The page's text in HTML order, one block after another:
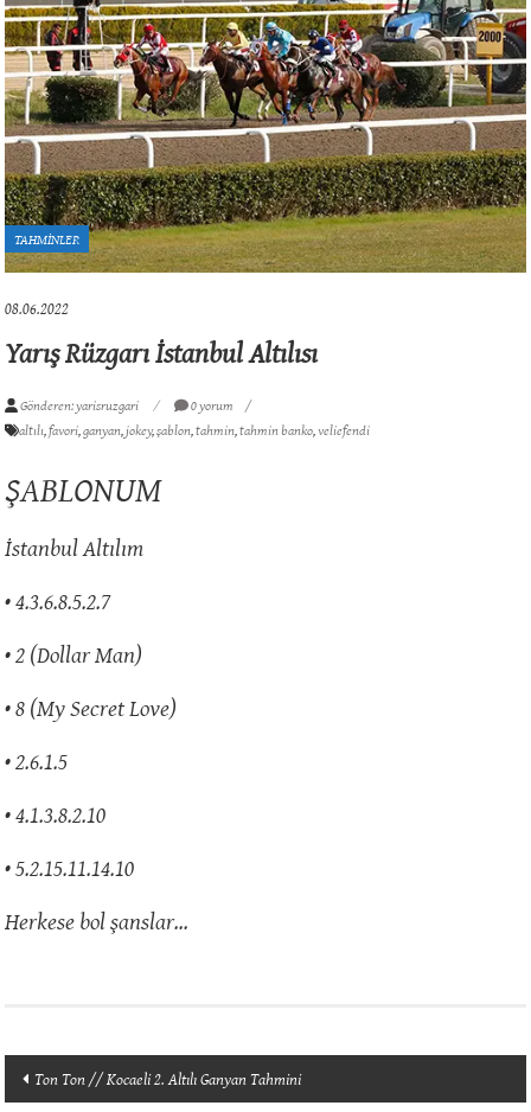
TAHMİNLER
08.06.2022
Yarış Rüzgarı İstanbul Altılısı
Gönderen: yarisruzgari
0 yorum
altılı,favori,ganyan,jokey,şablon,tahmin,tahmin banko,veliefendi
ŞABLONUM
İstanbul Altılım
• 4.3.6.8.5.2.7
• 2 (Dollar Man)
• 8 (My Secret Love)
• 2.6.1.5
• 4.1.3.8.2.10
• 5.2.15.11.14.10
Herkese bol şanslar…
Yazı
Ton Ton // Kocaeli 2. Altılı Ganyan Tahmini